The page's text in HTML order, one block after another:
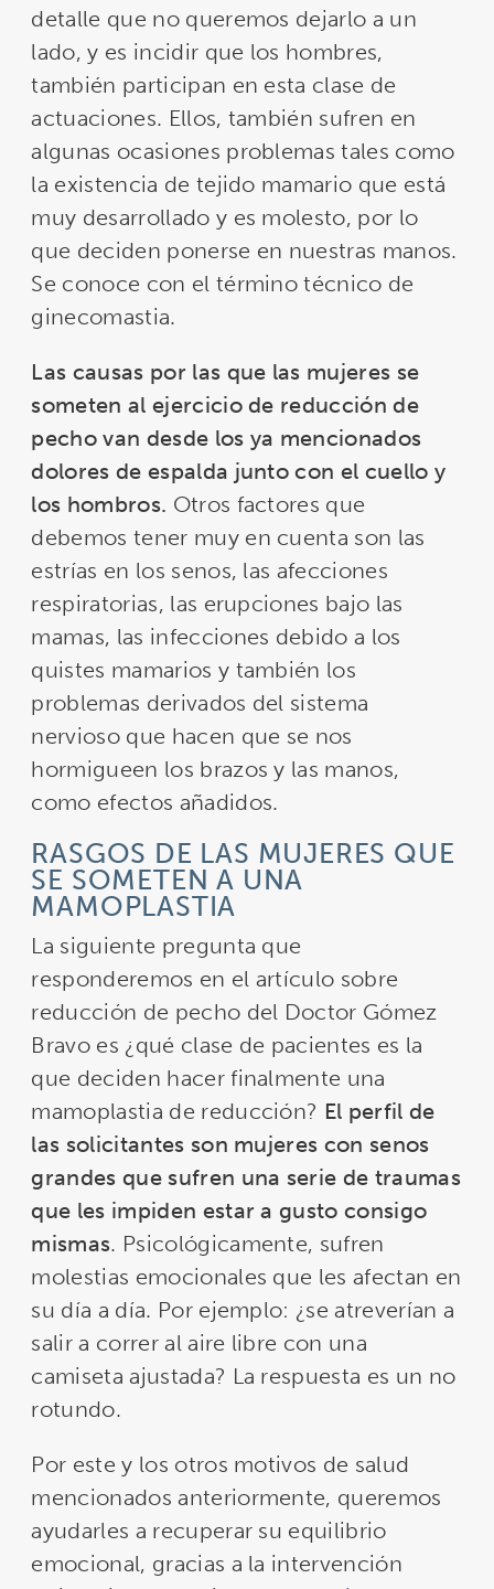
detalle que no queremos dejarlo a un
lado, y es incidir que los hombres,
también participan en esta clase de
actuaciones. Ellos, también sufren en
algunas ocasiones problemas tales como
la existencia de tejido mamario que está
muy desarrollado y es molesto, por lo
que deciden ponerse en nuestras manos.
Se conoce con el término técnico de
ginecomastia.
Las causas por las que las mujeres se
someten al ejercicio de reducción de
pecho van desde los ya mencionados
dolores de espalda junto con el cuello y
los hombros. Otros factores que
debemos tener muy en cuenta son las
estrías en los senos, las afecciones
respiratorias, las erupciones bajo las
mamas, las infecciones debido a los
quistes mamarios y también los
problemas derivados del sistema
nervioso que hacen que se nos
hormigueen los brazos y las manos,
como efectos añadidos.
RASGOS DE LAS MUJERES QUE
SE SOMETEN A UNA
MAMOPLASTIA
La siguiente pregunta que
responderemos en el artículo sobre
reducción de pecho del Doctor Gómez
Bravo es ¿qué clase de pacientes es la
que deciden hacer finalmente una
mamoplastia de reducción? El perfil de
las solicitantes son mujeres con senos
grandes que sufren una serie de traumas
que les impiden estar a gusto consigo
mismas. Psicológicamente, sufren
molestias emocionales que les afectan en
su día a día. Por ejemplo: ¿se atreverían a
salir a correr al aire libre con una
camiseta ajustada? La respuesta es un no
rotundo.
Por este y los otros motivos de salud
mencionados anteriormente, queremos
ayudarles a recuperar su equilibrio
emocional, gracias a la intervención